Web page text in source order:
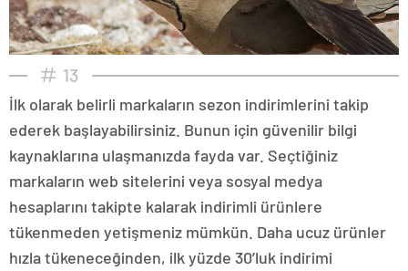
13
İlk olarak belirli markaların sezon indirimlerini takip
ederek başlayabilirsiniz. Bunun için güvenilir bilgi
kaynaklarına ulaşmanızda fayda var. Seçtiğiniz
markaların web sitelerini veya sosyal medya
hesaplarını takipte kalarak indirimli ürünlere
tükenmeden yetişmeniz mümkün. Daha ucuz ürünler
hızla tükeneceğinden, ilk yüzde 30’luk indirimi